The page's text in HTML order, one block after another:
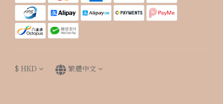
$ HKD 繁體中文